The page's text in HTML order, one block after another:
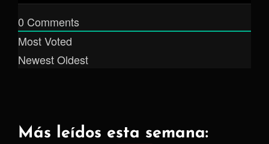
0 Comments
Most Voted
NewestOldest
Más leídos esta semana: